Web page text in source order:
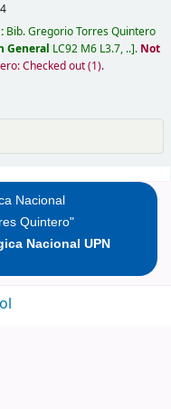
Bib. Gregorio Torres Quintero
General LC92 M6 L3.7, .. . Not
Checked out(1).
Nacional
Quintero"
Nacional UPN